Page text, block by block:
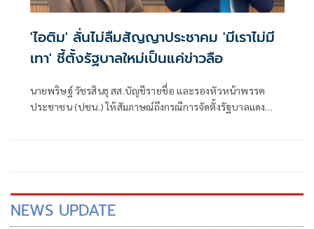
'ไอติม' ลั่นไม่ลืมสัญญาประชาคม 'มีเราไม่มี
เทา' ชี้ตั้งรัฐบาลใหม่เป็นแค่ข่าวลือ
นายพริษฐ์ วัชรสินธุ สส.บัญชีรายชื่อ และรองหัวหน้าพรรค
ประชาชน (ปชน.) ให้สัมภาษณ์ถึงกรณีการจัดตั้งรัฐบาลแดง
NEWS UPDATE